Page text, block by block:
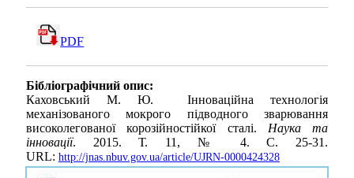
PDF
Бібліографічний опис:
Каховський М. Ю. Інноваційна технологія
механізованого мокрого підводного зварювання
високолегованої корозійностійкої сталі. Наука та
інновації. 2015. Т. 11, № 4. С. 25-31.
URL: http://jnas.nbuv.gov.ua/article/UJRN-0000424328